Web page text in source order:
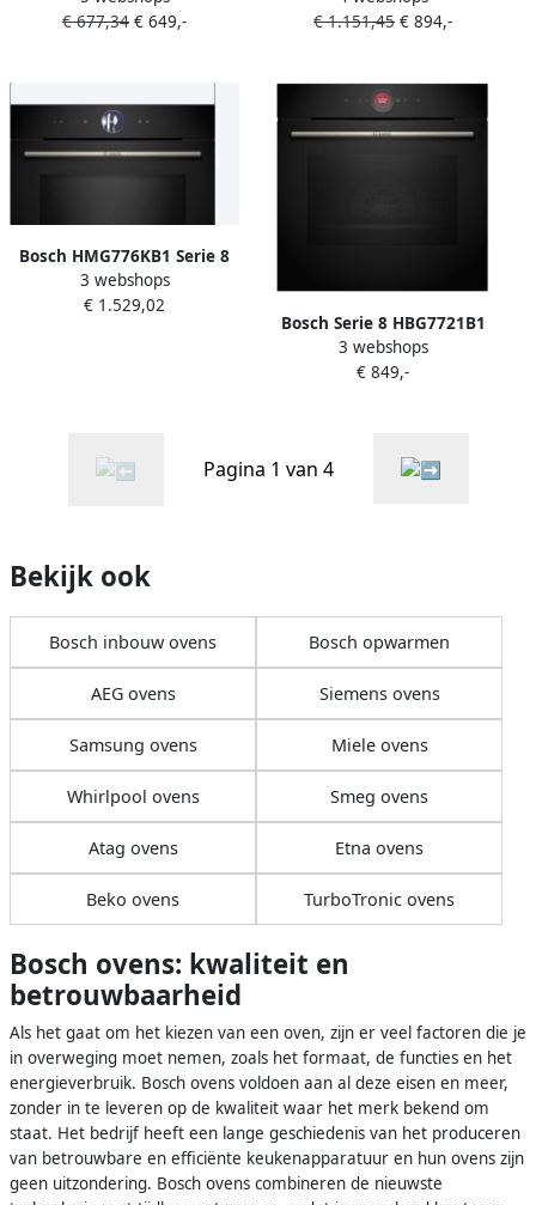
functie met bakplaat:
zelfreiniging Zwart
€ 677,34 € 649,-
cm Air Fry-functie: voor
Eenvoudig te reinigen met
pyrolytische zelfreiniging
€ 1.151,45 € 894,-
Bosch HMG776KB1 Serie 8
Inbouwoven met
magnetron 60 cm x 60 cm
gerechten
3 webshops
€ 1.529,02
Bosch Serie 8 HBG7721B1
Inbouw oven 71L
Eenvoudig te reinigen met
gerechten Energielabel A+
3 webshops
€ 849,-
Pagina 1 van 4
Bekijk ook
Bosch inbouw ovens Bosch opwarmen
AEG ovens Siemens ovens
Samsung ovens Miele ovens
Whirlpool ovens Smeg ovens
Atag ovens Etna ovens
Beko ovens TurboTronic ovens
Bosch ovens: kwaliteit en
betrouwbaarheid
Als het gaat om het kiezen van een oven, zijn er veel factoren die je
in overweging moet nemen, zoals het formaat, de functies en het
energieverbruik. Bosch ovens voldoen aan al deze eisen en meer,
zonder in te leveren op de kwaliteit waar het merk bekend om
staat. Het bedrijf heeft een lange geschiedenis van het produceren
van betrouwbare en efficiënte keukenapparatuur en hun ovens zijn
geen uitzondering. Bosch ovens combineren de nieuwste